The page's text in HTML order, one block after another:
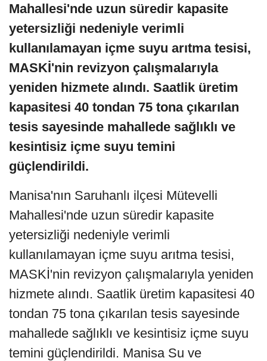
Mahallesi'nde uzun süredir kapasite
yetersizliği nedeniyle verimli
kullanılamayan içme suyu arıtma tesisi,
MASKİ'nin revizyon çalışmalarıyla
yeniden hizmete alındı. Saatlik üretim
kapasitesi 40 tondan 75 tona çıkarılan
tesis sayesinde mahallede sağlıklı ve
kesintisiz içme suyu temini
güçlendirildi.
Manisa'nın Saruhanlı ilçesi Mütevelli
Mahallesi'nde uzun süredir kapasite
yetersizliği nedeniyle verimli
kullanılamayan içme suyu arıtma tesisi,
MASKİ'nin revizyon çalışmalarıyla yeniden
hizmete alındı. Saatlik üretim kapasitesi 40
tondan 75 tona çıkarılan tesis sayesinde
mahallede sağlıklı ve kesintisiz içme suyu
temini güçlendirildi. Manisa Su ve